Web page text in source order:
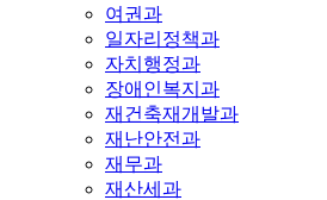
여권과
일자리정책과
자치행정과
장애인복지과
재건축재개발과
재난안전과
재무과
재산세과